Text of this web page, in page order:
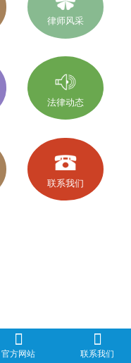
律师风采
法律动态
联系我们
官方网站 联系我们